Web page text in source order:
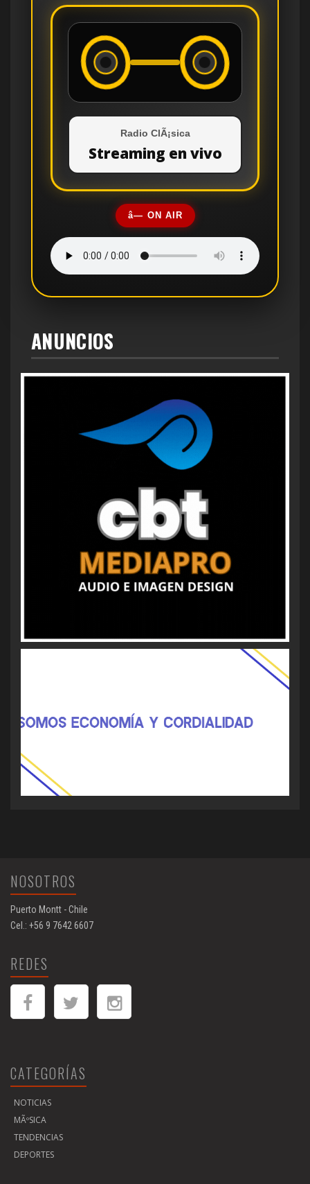
Radio ClÃ¡sica
Streaming en vivo
â— ON AIR
ANUNCIOS
NOSOTROS
Puerto Montt - Chile
Cel.: +56 9 7642 6607
REDES
CATEGORÍAS
NOTICIAS
MÃºSICA
TENDENCIAS
DEPORTES